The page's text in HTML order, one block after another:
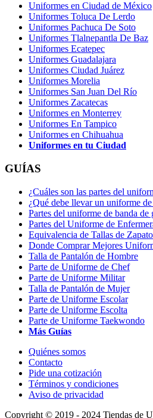
Uniformes en Ciudad de México
Uniformes Toluca De Lerdo
Uniformes Pachuca De Soto
Uniformes Tlalnepantla De Baz
Uniformes Ecatepec
Uniformes Guadalajara
Uniformes Ciudad Juárez
Uniformes Morelia
Uniformes San Juan Del Río
Uniformes Zacatecas
Uniformes en Monterrey
Uniformes En Tampico
Uniformes en Chihuahua
Uniformes en tu Ciudad
GUÍAS
¿Cuáles son las partes del
¿Qué debe llevar un uniforme
Partes del uniforme de banda de
Partes del Uniforme de
Equivalencia de Tallas de
Donde Comprar Mejores
Talla de Pantalón de Hombre
Parte de Uniforme de Chef
Parte de Uniforme Militar
Talla de Pantalón de Mujer
Parte de Uniforme Escolar
Parte de Uniforme Escolta
Parte de Uniforme Taekwondo
Más Guías
Quiénes somos
Contacto
Pide una cotización
Términos y condiciones
Aviso de privacidad
Copyright © 2019 - 2024 Tiendas de